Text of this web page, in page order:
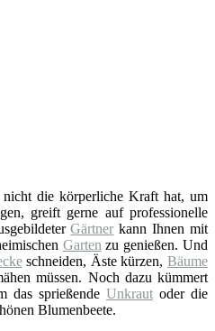
die körperliche Kraft hat, um
greift gerne auf professionelle
Gärtner kann Ihnen mit
Garten zu genießen. Und
schneiden, Äste kürzen,Bäume
müssen. Noch dazu kümmert
das sprießende Unkraut oder die
Blumenbeete.